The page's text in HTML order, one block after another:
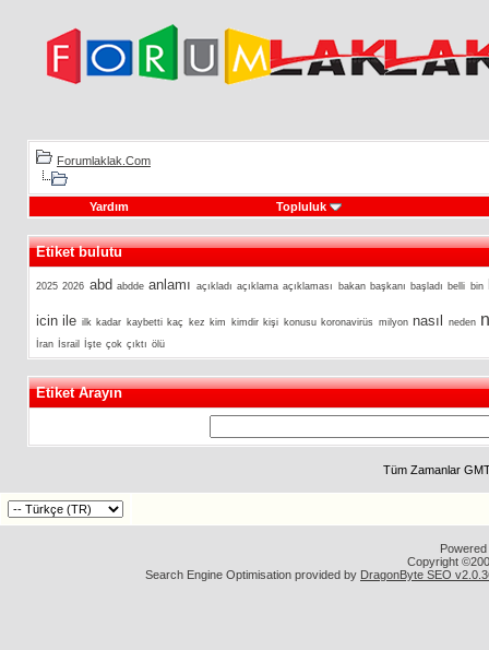
Forumlaklak.Com
Yardım Topluluk
Etiket bulutu
2025 2026 abd abdde anlamı açıkladı açıklama açıklaması bakan başkanı başladı belli bin
icin ile ilk kadar kaybetti kaç kez kim kimdir kişi konusu koronavirüs milyon nasıl neden
İran İsrail İşte çok çıktı ölü
Etiket Arayın
Tüm Zamanlar
Copyright
Search Engine Optimisation provided by DragonByte SEO